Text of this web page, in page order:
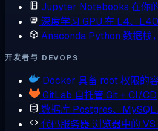
Jupyter Notebooks 在你
深度学习 GPU 在 L4、
Anaconda Python 数据栈
开发者与 DEVOPS
Docker 具备 root 权限的
GitLab 自托管 Git + CI/CD
数据库 Postgres、
代码服务器 浏览器中的